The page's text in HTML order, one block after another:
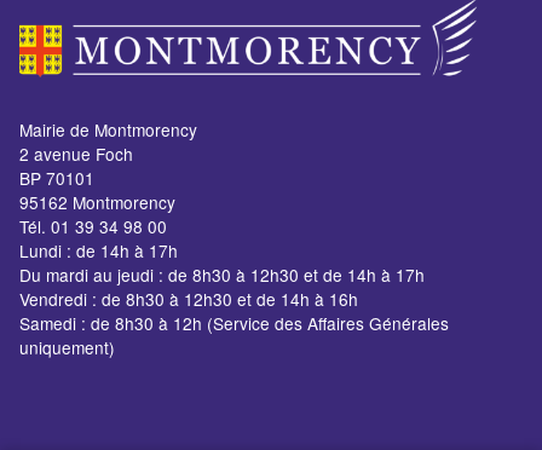
Mairie de Montmorency
2 avenue Foch
BP 70101
95162 Montmorency
Tél. 01 39 34 98 00
Lundi : de 14h à 17h
Du mardi au jeudi : de 8h30 à 12h30 et de 14h à 17h
Vendredi : de 8h30 à 12h30 et de 14h à 16h
Samedi : de 8h30 à 12h (Service des Affaires Générales
uniquement)